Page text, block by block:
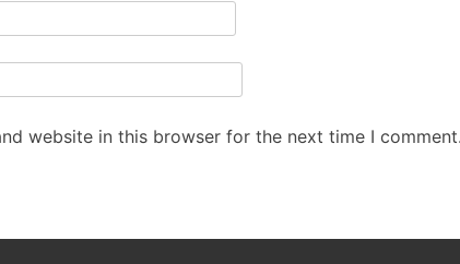
website in this browser for the next time I comment.